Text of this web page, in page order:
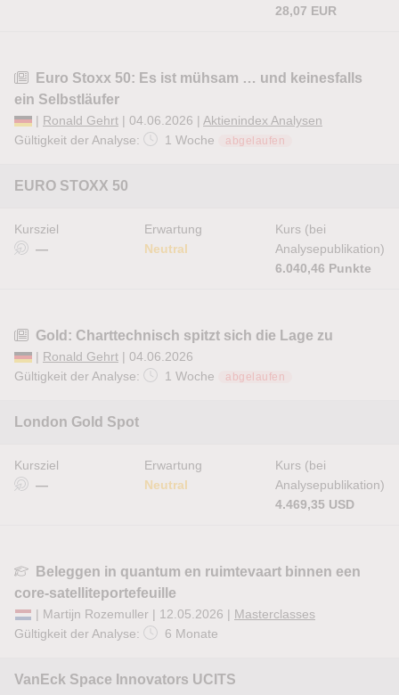
28,07 EUR
Euro Stoxx 50: Es ist mühsam … und keinesfalls
ein Selbstläufer
| Ronald Gehrt | 04.06.2026 | Aktienindex Analysen
Gültigkeit der Analyse:
1 Woche abgelaufen
EURO STOXX 50
Kursziel
—
Erwartung
Neutral
Kurs (bei
Analysepublikation)
6.040,46 Punkte
Gold: Charttechnisch spitzt sich die Lage zu
| Ronald Gehrt | 04.06.2026
Gültigkeit der Analyse:
1 Woche abgelaufen
London Gold Spot
Kursziel
—
Erwartung
Neutral
Kurs (bei
Analysepublikation)
4.469,35 USD
Beleggen in quantum en ruimtevaart binnen een
core-satelliteportefeuille
| Martijn Rozemuller | 12.05.2026 | Masterclasses
Gültigkeit der Analyse:
6 Monate
VanEck Space Innovators UCITS